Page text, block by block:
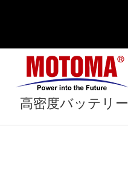
高密度バッテリー